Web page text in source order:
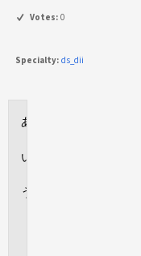
Votes: 0
Specialty: ds_dii